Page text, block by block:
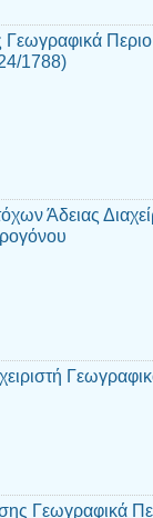
Γεωγραφικά
1788)
Άδειας
Γεωγραφικά